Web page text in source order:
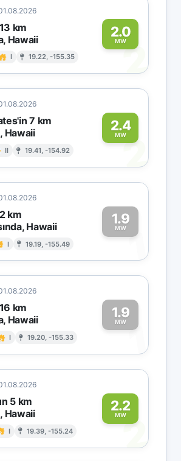
km
Hawaii
I 19.22, -155.35
2.0
MW2
7 km
Hawaii
II 19.41, -154.92
2.4
MW2
km
Hawaii
I 19.19, -155.49
1.9
MW1
km
Hawaii
I 19.20, -155.33
1.9
MW1
5 km
Hawaii
I 19.39, -155.24
2.2
MW2